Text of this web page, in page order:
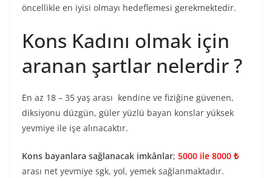
öncellikle en iyisi olmayı hedeflemesi gerekmektedir.
Kons Kadını olmak için
aranan şartlar nelerdir ?
En az 18 – 35 yaş arası kendine ve fiziğine güvenen,
diksiyonu düzgün, güler yüzlü bayan konslar yüksek
yevmiye ile işe alınacaktır.
Kons bayanlara sağlanacak imkânlar; 5000 ile 8000 ₺
arası net yevmiye sgk, yol, yemek sağlanmaktadır.